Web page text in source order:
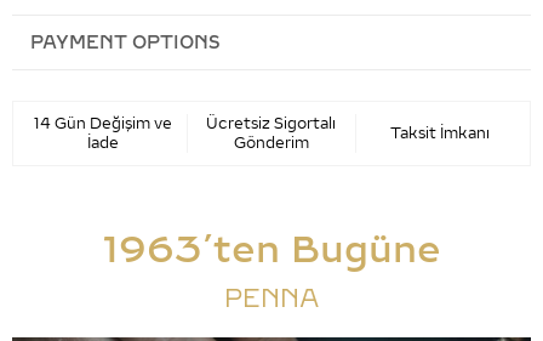
PAYMENT OPTIONS
14 Gün Değişim ve
İade
Ücretsiz Sigortalı
Gönderim
Taksit İmkanı
1963’ten Bugüne
PENNA